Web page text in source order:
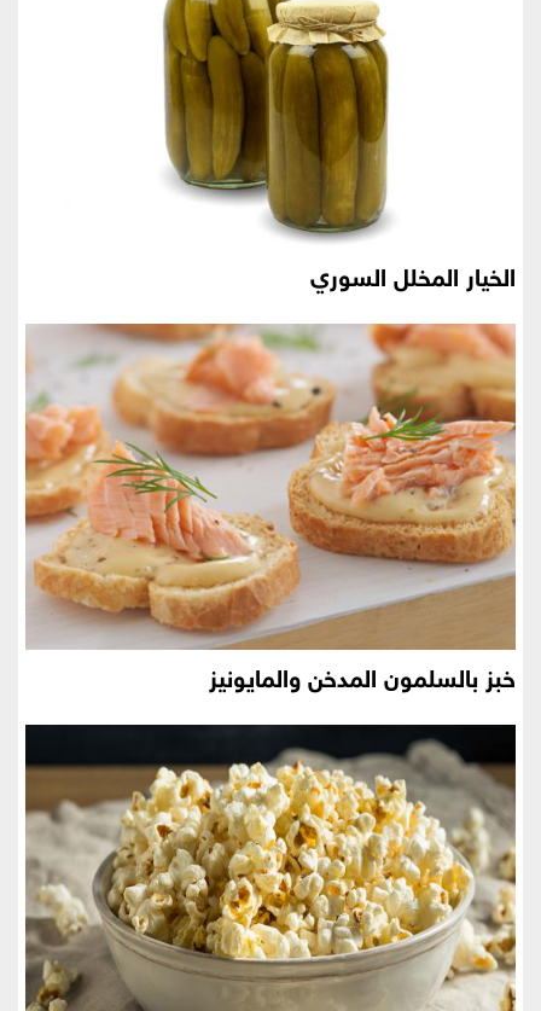
الخيار المخلل السوري
خبز بالسلمون المدخن والمايونيز